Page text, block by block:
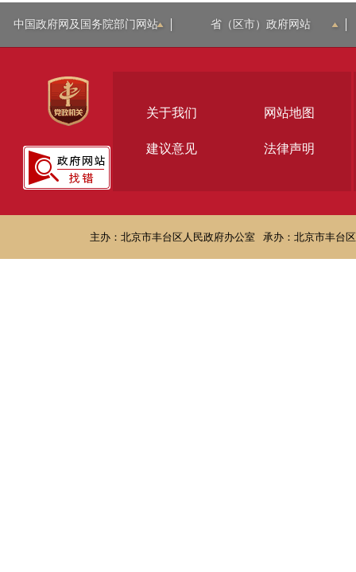
中国政府网及国务院部门网站 省（区市）政府网站
关于我们 网站地图
建议意见 法律声明
主办：北京市丰台区人民政府办公室 承办：北京市丰台